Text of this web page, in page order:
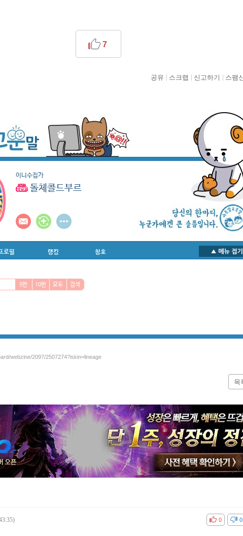
7
공유 스크랩 신고하기 스팸
이니수집가
돌체콜드부르
로필 랭킹 칭호
5번 10번 모두 검색
webzine/2097/2507274?iskin=lineage
목
비공감 0
0